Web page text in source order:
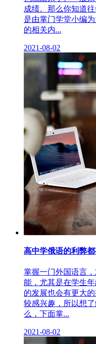
成绩。那么你知道
是由掌门学堂小编
的相关内...
2021-08-02
高中学俄语的利弊
掌握一门外国语言
能，尤其是在学生
的发展也会有更大
较感兴趣，所以想
么，下面掌...
2021-08-02